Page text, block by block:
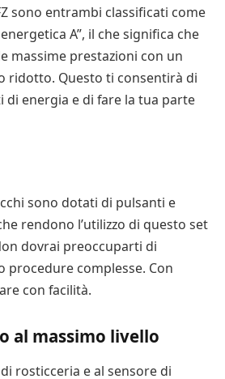
sono entrambi classificati come
A”, il che significa che
massime prestazioni con un
ridotto. Questo ti consentirà di
di energia e di fare la tua parte
sono dotati di pulsanti e
rendono l’utilizzo di questo set
dovrai preoccuparti di
procedure complesse. Con
con facilità.
al massimo livello
rosticceria e al sensore di